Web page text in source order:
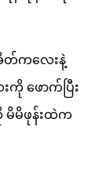
အိတ်ကလေးနဲ့
ဖောက်ပြီး
မိမိဖုန်းထဲက